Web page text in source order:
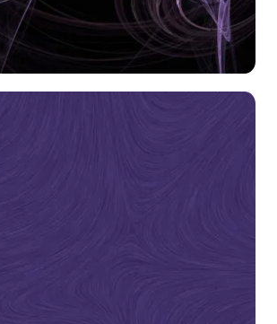
暗い 頭蓋骨 紫の